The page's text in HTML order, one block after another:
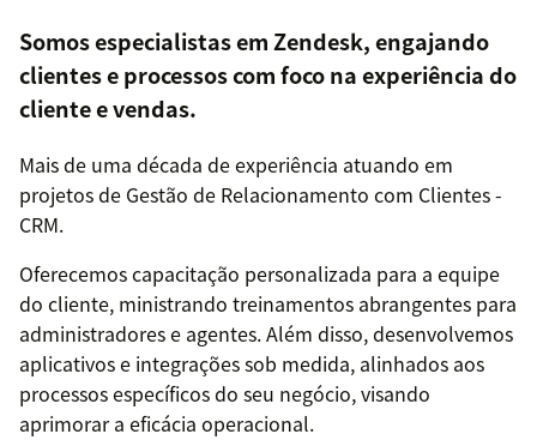
Somos especialistas em Zendesk, engajando
clientes e processos com foco na experiência do
cliente e vendas.
Mais de uma década de experiência atuando em
projetos de Gestão de Relacionamento com Clientes -
CRM.
Oferecemos capacitação personalizada para a equipe
do cliente, ministrando treinamentos abrangentes para
administradores e agentes. Além disso, desenvolvemos
aplicativos e integrações sob medida, alinhados aos
processos específicos do seu negócio, visando
aprimorar a eficácia operacional.